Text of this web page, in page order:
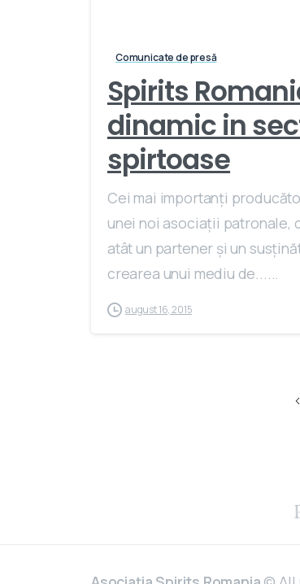
Comunicate de presă
Spirits
dinamic in
spirtoase
Cei mai importanţi
unei noi asociaţii patronale,
atât un partener şi un
crearea unui mediu de......
august 16, 2015